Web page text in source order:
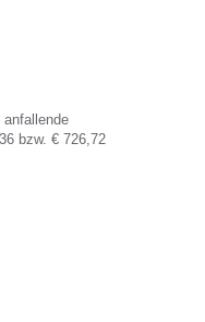
bzw. € 726,72